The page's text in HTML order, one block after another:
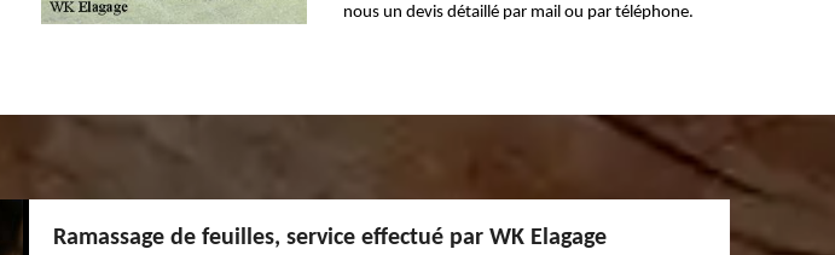
nous un devis détaillé par mail ou par téléphone.
Ramassage de feuilles, service effectué par WK Elagage